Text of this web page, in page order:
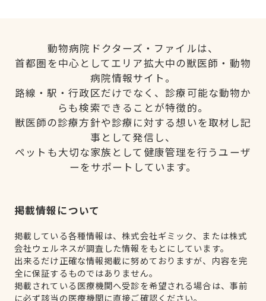
動物病院ドクターズ・ファイルは、
首都圏を中心としてエリア拡大中の獣医師・動物
病院情報サイト。
路線・駅・行政区だけでなく、診療可能な動物か
らも検索できることが特徴的。
獣医師の診療方針や診療に対する想いを取材し記
事として発信し、
ペットも大切な家族として健康管理を行うユーザ
ーをサポートしています。
掲載情報について
掲載している各種情報は、株式会社ギミック、または株式
会社ウェルネスが調査した情報をもとにしています。
出来るだけ正確な情報掲載に努めておりますが、内容を完
全に保証するものではありません。
掲載されている医療機関へ受診を希望される場合は、事前
に必ず該当の医療機関に直接ご確認ください。